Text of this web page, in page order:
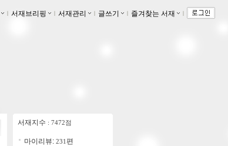
ｌ 서재브리핑 ｌ 서재관리 ｌ 글쓰기 ｌ 즐겨찾는 서재 ｌ
서재지수 : 7472점
마이리뷰: 231편